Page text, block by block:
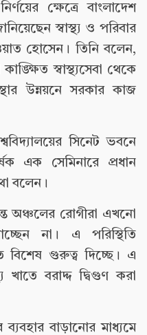
ক্ষেত্রে বাংলাদেশ
স্বাস্থ্য ও পরিবার
হোসেন। তিনি বলেন,
স্বাস্থ্যসেবা থেকে
উন্নয়নে সরকার কাজ
সিনেট ভবনে
এক সেমিনারে প্রধান
বলেন।
অঞ্চলের রোগীরা এখনো
না। এ পরিস্থিতি
বিশেষ গুরুত্ব দিচ্ছে। এ
খাতে বরাদ্দ দ্বিগুণ করা
বাড়ানোর মাধ্যমে